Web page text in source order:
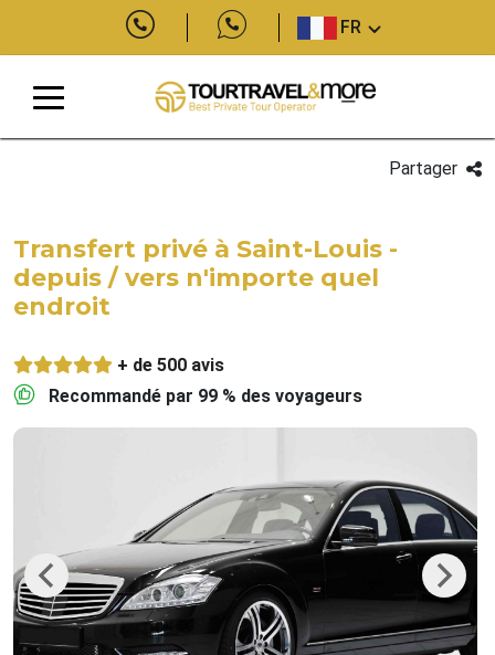
FR
Partager
Transfert privé à Saint-Louis -
depuis / vers n'importe quel
endroit
+ de 500 avis
Recommandé par 99 % des voyageurs
Previous Next